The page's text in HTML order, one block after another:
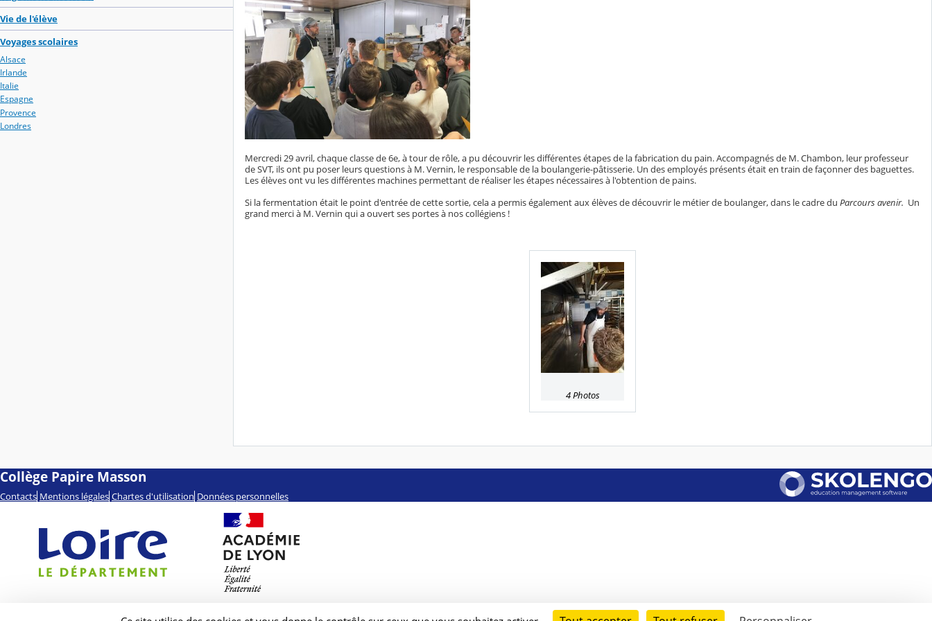
Vie de l'élève
Voyages scolaires
Alsace
Irlande
Italie
Espagne
Provence
Londres
Mercredi 29 avril, chaque classe de 6e, à tour de rôle, a pu découvrir les différentes étapes de la fabrication du pain. Accompagnés de M. Chambon, leur professeur
de SVT, ils ont pu poser leurs questions à M. Vernin, le responsable de la boulangerie-pâtisserie. Un des employés présents était en train de façonner des baguettes.
Les élèves ont vu les différentes machines permettant de réaliser les étapes nécessaires à l'obtention de pains.
Si la fermentation était le point d'entrée de cette sortie, cela a permis également aux élèves de découvrir le métier de boulanger, dans le cadre du Parcours avenir. Un
grand merci à M. Vernin qui a ouvert ses portes à nos collégiens !
4 Photos
Collège Papire Masson
Contacts Mentions légales Chartes d'utilisation Données personnelles